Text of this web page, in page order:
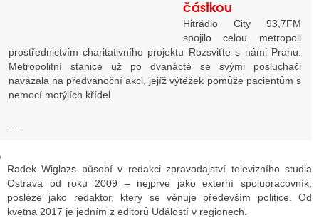
částkou
Hitrádio City 93,7FM
spojilo celou metropoli
prostřednictvím charitativního projektu Rozsviťte s námi Prahu.
Metropolitní stanice už po dvanácté se svými posluchači
navázala na předvánoční akci, jejíž výtěžek pomůže pacientům s
nemocí motýlích křídel.
Radek Wiglazs působí v redakci zpravodajství televizního studia
Ostrava od roku 2009 – nejprve jako externí spolupracovník,
posléze jako redaktor, který se věnuje především politice. Od
května 2017 je jedním z editorů Událostí v regionech.